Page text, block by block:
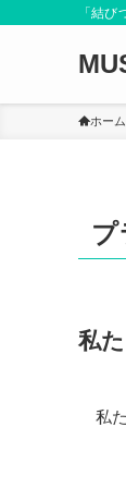
「結
ホーム
プ
私
私